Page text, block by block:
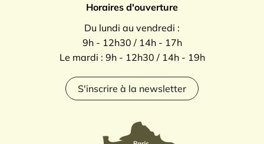
Horaires d'ouverture
Du lundi au vendredi :
9h - 12h30 / 14h - 17h
Le mardi : 9h - 12h30 / 14h - 19h
S'inscrire à la newsletter